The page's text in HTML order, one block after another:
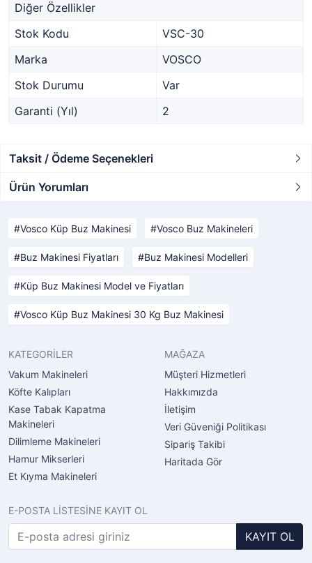
Diğer Özellikler
Stok Kodu
VSC-30
Marka
VOSCO
Stok Durumu
Var
Garanti (Yıl)
2
Taksit / Ödeme Seçenekleri
Ürün Yorumları
Vosco Küp Buz Makinesi Vosco Buz Makineleri
Buz Makinesi Fiyatları Buz Makinesi Modelleri
Küp Buz Makinesi Model ve Fiyatları
Vosco Küp Buz Makinesi 30 Kg Buz Makinesi
KATEGORİLER
Vakum Makineleri
Köfte Kalıpları
Kase Tabak Kapatma
Makineleri
Dilimleme Makineleri
Hamur Mikserleri
Et Kıyma Makineleri
MAĞAZA
Müşteri Hizmetleri
Hakkımızda
İletişim
Veri Güveniği Politikası
Sipariş Takibi
Haritada Gör
E-POSTA LİSTESİNE KAYIT OL
KAYIT OL